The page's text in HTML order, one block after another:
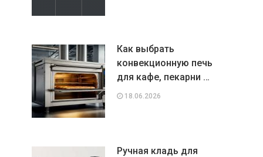
Как выбрать
конвекционную печь
для кафе, пекарни …
18.06.2026
Ручная кладь для